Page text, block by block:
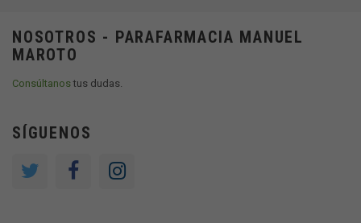
NOSOTROS - PARAFARMACIA MANUEL
MAROTO
Consúltanostus dudas.
SÍGUENOS